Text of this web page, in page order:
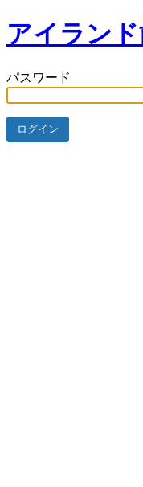
アイラン
パスワード